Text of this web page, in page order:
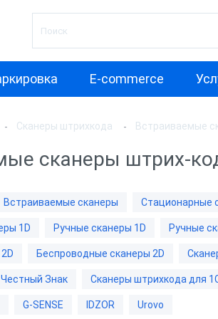
E-commerce
Производитель
АТОЛ
PayTor
MyPos
Сканеры штрихкода Встраиваемые
сканеры штрих-
Встраиваемые сканеры Стационарные
1D Ручные сканеры 1D Ручные
Беспроводные сканеры 2D
Знак Сканеры штрихкода для
G-SENSE IDZOR Urovo